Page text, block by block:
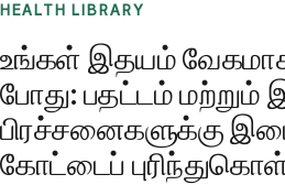
HEALTH LIBRARY
உங்கள் இதயம் வேகமாக
போது: பதட்டம் மற்றும்
பிரச்சனைகளுக்கு
கோட்டைப்